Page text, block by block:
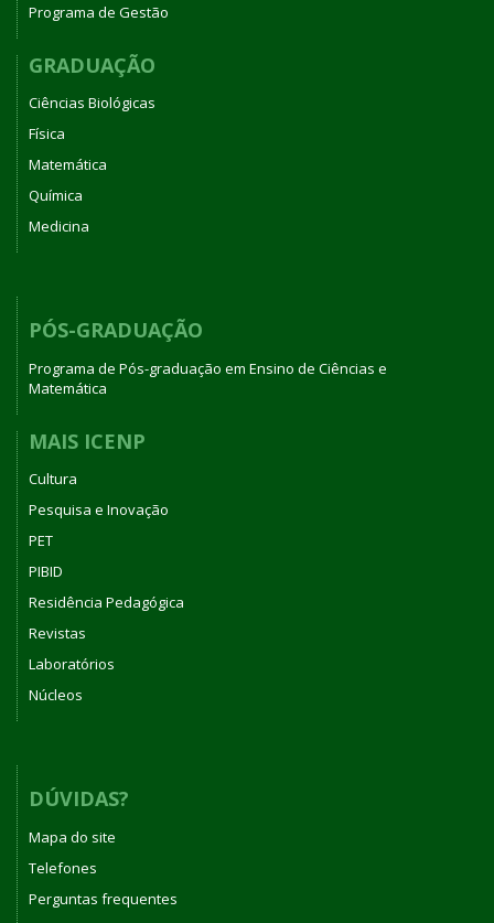
Programa de Gestão
GRADUAÇÃO
Ciências Biológicas
Física
Matemática
Química
Medicina
PÓS-GRADUAÇÃO
Programa de Pós-graduação em Ensino de Ciências e
Matemática
MAIS ICENP
Cultura
Pesquisa e Inovação
PET
PIBID
Residência Pedagógica
Revistas
Laboratórios
Núcleos
DÚVIDAS?
Mapa do site
Telefones
Perguntas frequentes